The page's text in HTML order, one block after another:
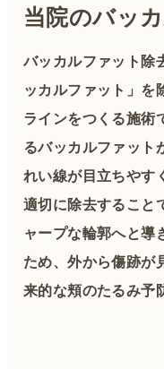
当院のバッ
バッカルファット除
ッカルファット」を
ラインをつくる施術
るバッカルファット
れい線が目立ちやす
適切に除去すること
ャープな輪郭へと導
ため、外から傷跡が
来的な頬のたるみ予